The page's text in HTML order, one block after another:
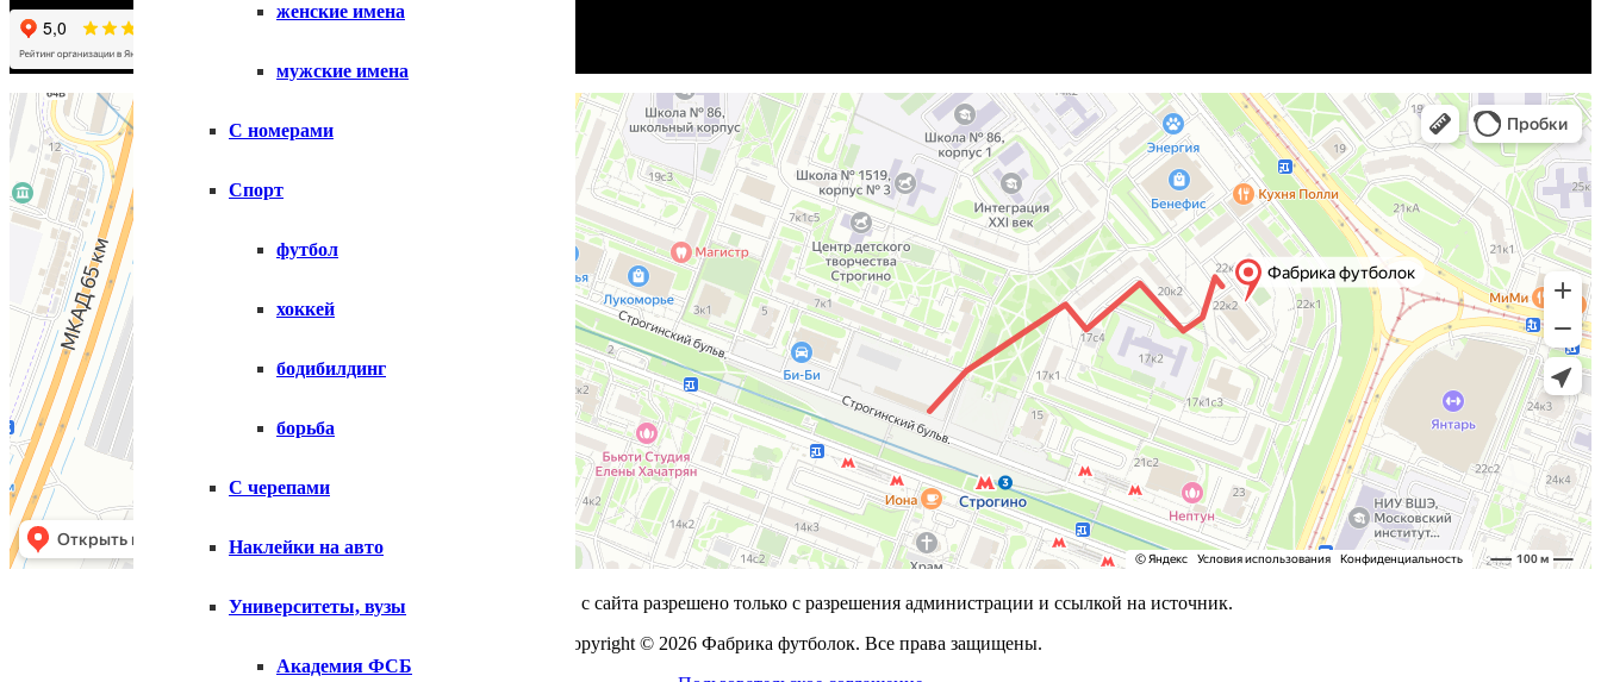
женские имена
мужские имена
С номерами
Спорт
футбол
хоккей
бодибилдинг
борьба
С черепами
Наклейки на авто
Университеты, вузы
Академия ФСБ
Копирование материалов с сайта разрешено только с разрешения администрации и ссылкой на источник.
Copyright © 2026 Фабрика футболок. Все права защищены.